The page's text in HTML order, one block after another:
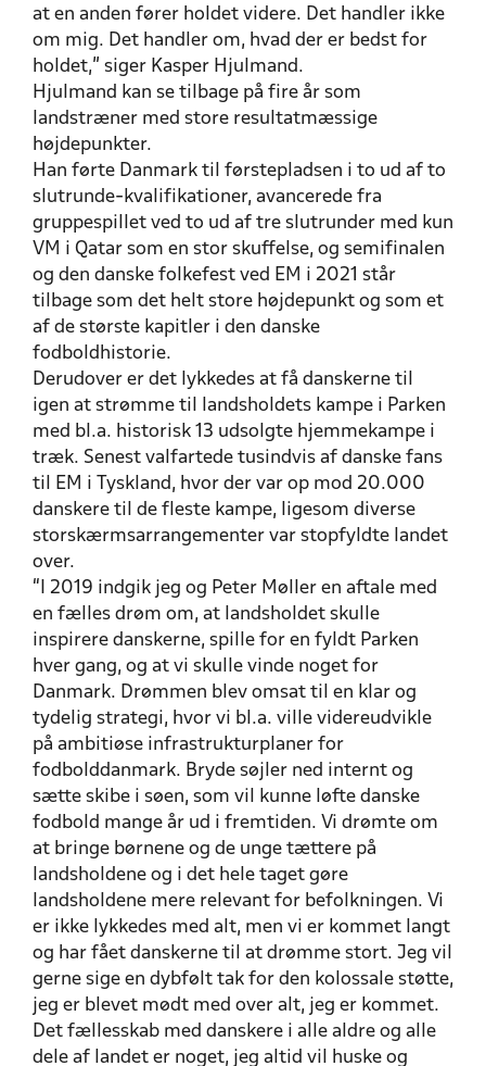
at en anden fører holdet videre. Det handler ikke
om mig. Det handler om, hvad der er bedst for
holdet,” siger Kasper Hjulmand.
Hjulmand kan se tilbage på fire år som
landstræner med store resultatmæssige
højdepunkter.
Han førte Danmark til førstepladsen i to ud af to
slutrunde-kvalifikationer, avancerede fra
gruppespillet ved to ud af tre slutrunder med kun
VM i Qatar som en stor skuffelse, og semifinalen
og den danske folkefest ved EM i 2021 står
tilbage som det helt store højdepunkt og som et
af de største kapitler i den danske
fodboldhistorie.
Derudover er det lykkedes at få danskerne til
igen at strømme til landsholdets kampe i Parken
med bl.a. historisk 13 udsolgte hjemmekampe i
træk. Senest valfartede tusindvis af danske fans
til EM i Tyskland, hvor der var op mod 20.000
danskere til de fleste kampe, ligesom diverse
storskærmsarrangementer var stopfyldte landet
over.
“I 2019 indgik jeg og Peter Møller en aftale med
en fælles drøm om, at landsholdet skulle
inspirere danskerne, spille for en fyldt Parken
hver gang, og at vi skulle vinde noget for
Danmark. Drømmen blev omsat til en klar og
tydelig strategi, hvor vi bl.a. ville videreudvikle
på ambitiøse infrastrukturplaner for
fodbolddanmark. Bryde søjler ned internt og
sætte skibe i søen, som vil kunne løfte danske
fodbold mange år ud i fremtiden. Vi drømte om
at bringe børnene og de unge tættere på
landsholdene og i det hele taget gøre
landsholdene mere relevant for befolkningen. Vi
er ikke lykkedes med alt, men vi er kommet langt
og har fået danskerne til at drømme stort. Jeg vil
gerne sige en dybfølt tak for den kolossale støtte,
jeg er blevet mødt med over alt, jeg er kommet.
Det fællesskab med danskere i alle aldre og alle
dele af landet er noget, jeg altid vil huske og